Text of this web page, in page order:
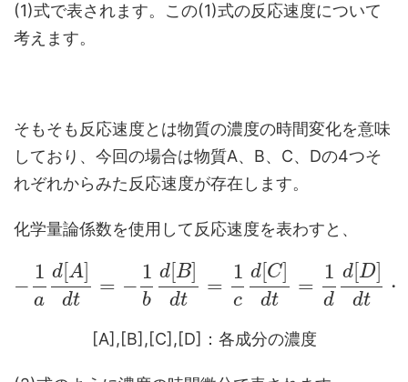
(1)式で表されます。この(1)式の反応速度について
考えます。
そもそも反応速度とは物質の濃度の時間変化を意味
しており、今回の場合は物質A、B、C、Dの4つそ
れぞれからみた反応速度が存在します。
化学量論係数を使用して反応速度を表わすと、
−
1
a
d[A]
dt
= −
1
b
d[B]
dt
=
1
c
d[C]
dt
=
1
d
d[D]
dt
・
[A],[B],[C],[D]：各成分の濃度